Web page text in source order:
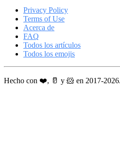
Privacy Policy
Terms of Use
Acerca de
FAQ
Todos los artículos
Todos los emojis
Hecho con ❤️, 🥛 y 🐹 en 2017-2026.